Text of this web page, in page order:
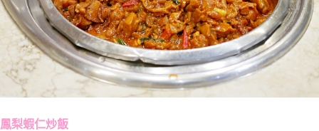
鳳梨蝦仁炒飯